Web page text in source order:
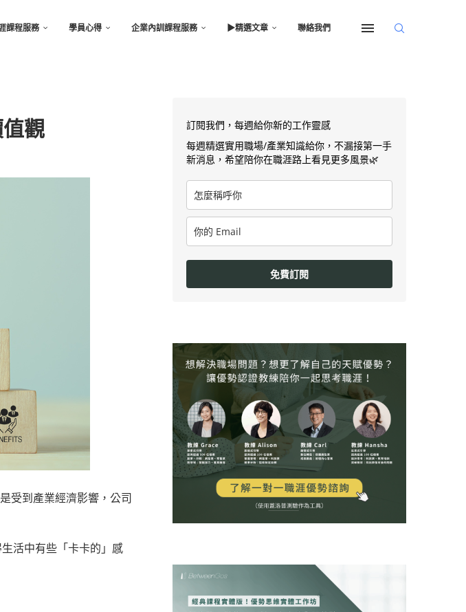
課程服務 學員心得 企業內訓課程服務 ▶︎精選文章 聯絡我們
觀
受到產業經濟影響，公司
活中有些「卡卡的」感
訂閱我們，每週給你新的工作靈感
每週精選實用職場/產業知識給你，不漏接第一手
新消息，希望陪你在職涯路上看見更多風景🌿
免費訂閱